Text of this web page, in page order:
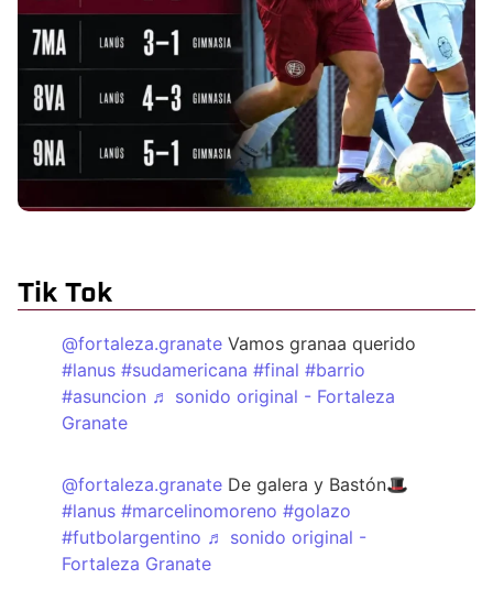
Tik Tok
@fortaleza.granate Vamos granaa querido
#lanus #sudamericana #final #barrio
#asuncion ♬ sonido original - Fortaleza
Granate
@fortaleza.granate De galera y Bastón🎩
#lanus #marcelinomoreno #golazo
#futbolargentino ♬ sonido original -
Fortaleza Granate